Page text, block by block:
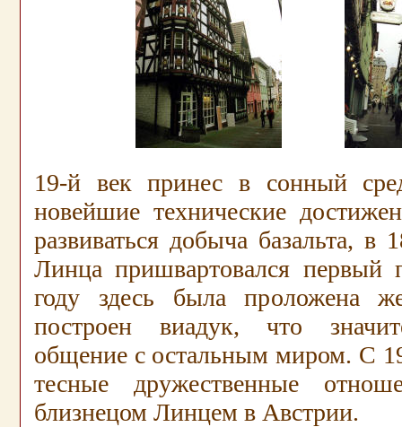
19-й век принес в сонный
новейшие технические
развиваться добыча базальта, в
Линца пришвартовался первый
году здесь была проложена
построен виадук, что
общение с остальным миром. С
тесные дружественные
близнецом Линцем в Австрии.